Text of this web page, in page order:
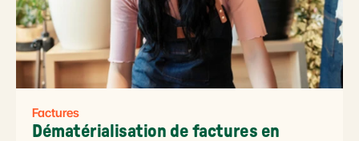
Factures
Dématérialisation de factures en